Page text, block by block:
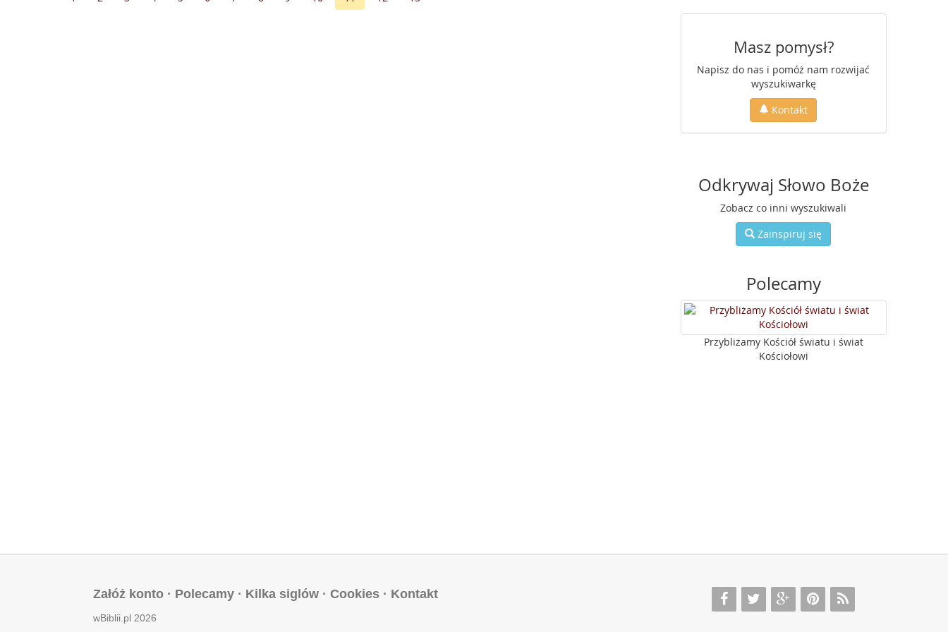
Masz pomysł?
Napisz do nas i pomóż nam rozwijać
wyszukiwarkę
Kontakt
Odkrywaj Słowo Boże
Zobacz co inni wyszukiwali
Zainspiruj się
Polecamy
Przybliżamy Kościół światu i świat
Kościołowi
Załóż konto · Polecamy · Kilka siglów · Cookies · Kontakt
wBiblii.pl 2026